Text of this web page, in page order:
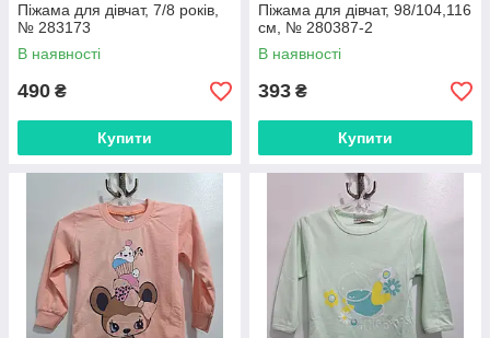
Піжама для дівчат, 7/8 років,
№ 283173
В наявності
490 ₴
Купити
Піжама для дівчат, 98/104,116
см, № 280387-2
В наявності
393 ₴
Купити